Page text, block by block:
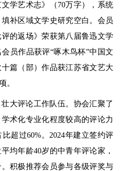
学艺术志》（70万字），系统
补区域文学史研究空白。会员
的返场》荣获第八届鲁迅文学
员作品获评“啄木鸟杯”中国文
篇（部）作品获江苏省文艺大
。
大评论工作队伍。协会汇聚了
术化专业化程度较高的评论力
超过60%。2024年建立签约评
均年龄40岁的中青年评论家，
积极推荐会员参与各级评奖与